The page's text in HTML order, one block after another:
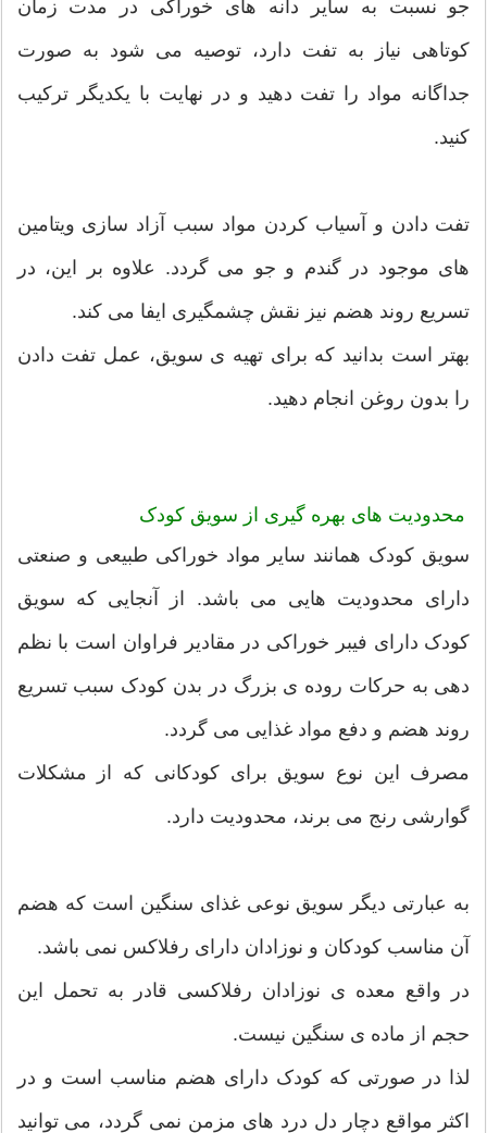
جو نسبت به سایر دانه های خوراکی در مدت زمان
کوتاهی نیاز به تفت دارد، توصیه می شود به صورت
جداگانه مواد را تفت دهید و در نهایت با یکدیگر ترکیب
کنید.
تفت دادن و آسیاب کردن مواد سبب آزاد سازی ویتامین
های موجود در گندم و جو می گردد. علاوه بر این، در
تسریع روند هضم نیز نقش چشمگیری ایفا می کند.
بهتر است بدانید که برای تهیه ی سویق، عمل تفت دادن
را بدون روغن انجام دهید.
محدودیت های بهره گیری از سویق کودک
سویق کودک همانند سایر مواد خوراکی طبیعی و صنعتی
دارای محدودیت هایی می باشد. از آنجایی که سویق
کودک دارای فیبر خوراکی در مقادیر فراوان است با نظم
دهی به حرکات روده ی بزرگ در بدن کودک سبب تسریع
روند هضم و دفع مواد غذایی می گردد.
مصرف این نوع سویق برای کودکانی که از مشکلات
گوارشی رنج می برند، محدودیت دارد.
به عبارتی دیگر سویق نوعی غذای سنگین است که هضم
آن مناسب کودکان و نوزادان دارای رفلاکس نمی باشد.
در واقع معده ی نوزادان رفلاکسی قادر به تحمل این
حجم از ماده ی سنگین نیست.
لذا در صورتی که کودک دارای هضم مناسب است و در
اکثر مواقع دچار دل درد های مزمن نمی گردد، می توانید